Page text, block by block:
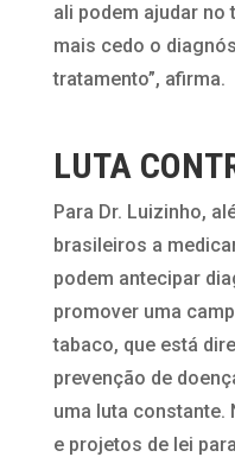
ali podem ajudar no
mais cedo o
tratamento”, afirma.
LUTA
Para Dr. Luizinho,
brasileiros a
podem antecipar
promover uma
tabaco, que está
prevenção de
uma luta constante.
e projetos de lei